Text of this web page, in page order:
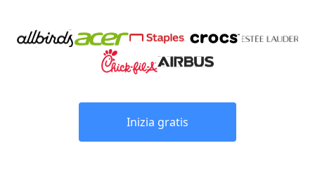
Inizia gratis